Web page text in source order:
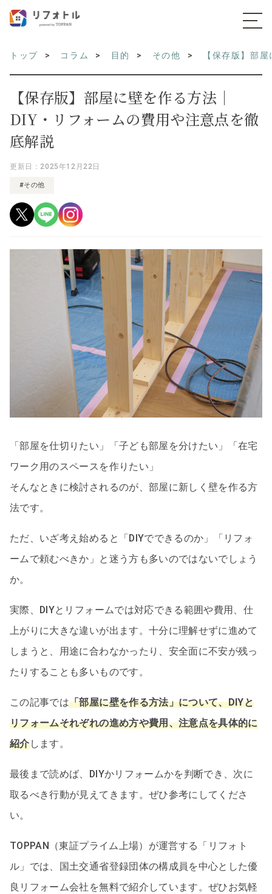
トップ コラム 目的 その他 【保存版】部
【保存版】部屋に壁を作る方法｜
DIY・リフォームの費用や注意点を徹
底解説
更新日：2025年12月22日
#その他
「部屋を仕切りたい」「子ども部屋を分けたい」「在宅
ワーク用のスペースを作りたい」
そんなときに検討されるのが、部屋に新しく壁を作る方
法です。
ただ、いざ考え始めると「DIYでできるのか」「リフォ
ームで頼むべきか」と迷う方も多いのではないでしょう
か。
実際、DIYとリフォームでは対応できる範囲や費用、仕
上がりに大きな違いが出ます。十分に理解せずに進めて
しまうと、用途に合わなかったり、安全面に不安が残っ
たりすることも多いものです。
この記事では「部屋に壁を作る方法」について、DIYと
リフォームそれぞれの進め方や費用、注意点を具体的に
紹介します。
最後まで読めば、DIYかリフォームかを判断でき、次に
取るべき行動が見えてきます。ぜひ参考にしてくださ
い。
TOPPAN（東証プライム上場）が運営する「リフォト
ル」では、国土交通省登録団体の構成員を中心とした優
良リフォーム会社を無料で紹介しています。ぜひお気軽